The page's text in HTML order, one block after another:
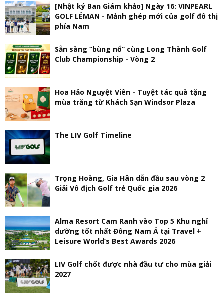
[Nhật ký Ban Giám khảo] Ngày 16: VINPEARL
GOLF LÉMAN - Mảnh ghép mới của golf đô thị
phía Nam
Sẵn sàng “bùng nổ” cùng Long Thành Golf
Club Championship - Vòng 2
Hoa Hảo Nguyệt Viên - Tuyệt tác quà tặng
mùa trăng từ Khách Sạn Windsor Plaza
The LIV Golf Timeline
Trọng Hoàng, Gia Hân dẫn đầu sau vòng 2
Giải Vô địch Golf trẻ Quốc gia 2026
Alma Resort Cam Ranh vào Top 5 Khu nghỉ
dưỡng tốt nhất Đông Nam Á tại Travel +
Leisure World’s Best Awards 2026
LIV Golf chốt được nhà đầu tư cho mùa giải
2027